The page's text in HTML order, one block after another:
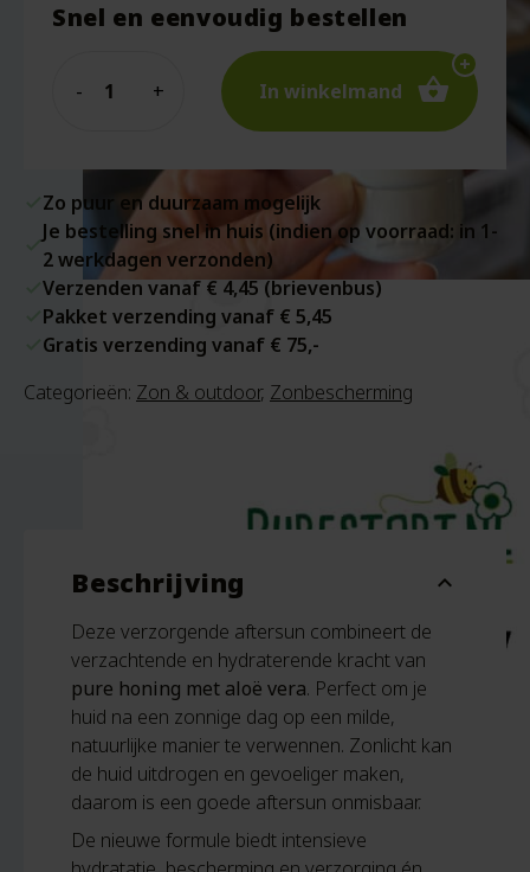
Snel en eenvoudig bestellen
In winkelmand
Zo puur en duurzaam mogelijk
Je bestelling snel in huis (indien op voorraad: in 1-
2 werkdagen verzonden)
Verzenden vanaf € 4,45 (brievenbus)
Pakket verzending vanaf € 5,45
Gratis verzending vanaf € 75,-
Categorieën: Zon & outdoor, Zonbescherming
Beschrijving expand_more
Deze verzorgende aftersun combineert de
verzachtende en hydraterende kracht van
pure honing met aloë vera. Perfect om je
huid na een zonnige dag op een milde,
natuurlijke manier te verwennen. Zonlicht kan
de huid uitdrogen en gevoeliger maken,
daarom is een goede aftersun onmisbaar.
De nieuwe formule biedt intensieve